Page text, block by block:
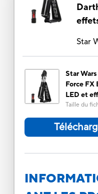
Star
Star
Force FX
LED et
Taille du